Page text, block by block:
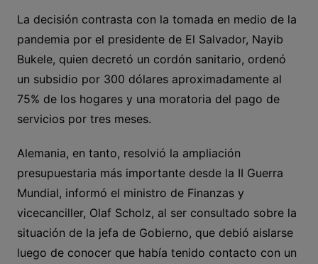
La decisión contrasta con la tomada en medio de la
pandemia por el presidente de El Salvador, Nayib
Bukele, quien decretó un cordón sanitario, ordenó
un subsidio por 300 dólares aproximadamente al
75% de los hogares y una moratoria del pago de
servicios por tres meses.
Alemania, en tanto, resolvió la ampliación
presupuestaria más importante desde la II Guerra
Mundial, informó el ministro de Finanzas y
vicecanciller, Olaf Scholz, al ser consultado sobre la
situación de la jefa de Gobierno, que debió aislarse
luego de conocer que había tenido contacto con un